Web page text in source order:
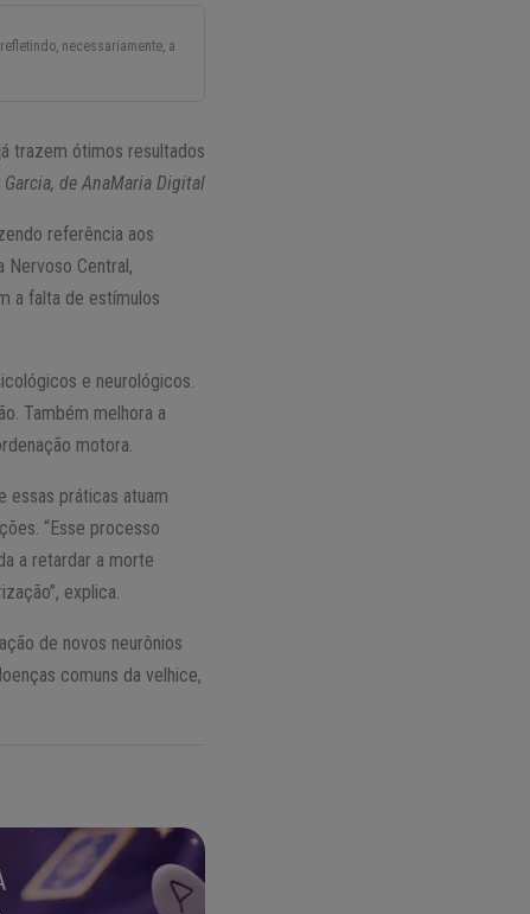
necessariamente, a
trazem ótimos resultados
de AnaMaria Digital
referência aos
Nervoso Central,
a falta de estímulos
e neurológicos.
Também melhora a
motora.
essas práticas atuam
“Esse processo
a retardar a morte
explica.
de novos neurônios
comuns da velhice,